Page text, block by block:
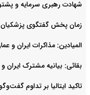
شهادت رهبری سرمایه و
زمان پخش گفتگوی
المیادین: مذاکرات ایران
بقائی: بیانیه مشترک
تاکید ایتالیا بر تداوم